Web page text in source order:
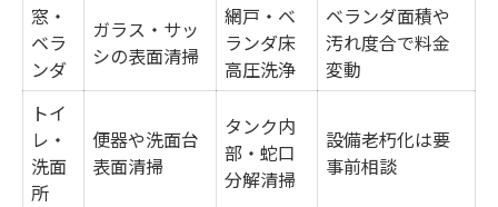
窓・
ベラ
ンダ
ガラス・サッ
シの表面清掃
網戸・ベ
ランダ床
高圧洗浄
ベランダ面積や
汚れ度合で料金
変動
トイ
レ・
洗面
所
便器や洗面台
表面清掃
タンク内
部・蛇口
分解清掃
設備老朽化は要
事前相談